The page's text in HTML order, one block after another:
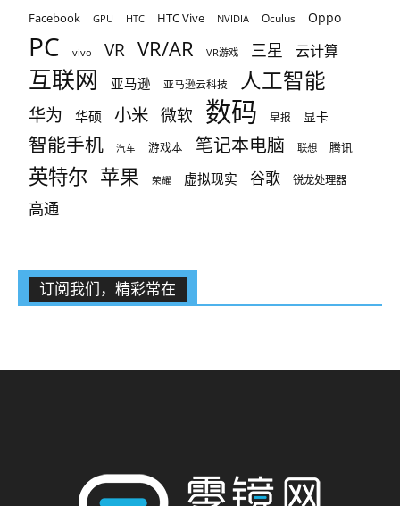
Facebook GPU HTC HTC Vive NVIDIA Oculus Oppo
PC vivo VR VR/AR VR游戏 三星 云计算
互联网 亚马逊 亚马逊云科技 人工智能
华为 华硕 小米 微软 数码 早报 显卡
智能手机 汽车 游戏本 笔记本电脑 联想 腾讯
英特尔 苹果 荣耀 虚拟现实 谷歌 锐龙处理器
高通
订阅我们，精彩常在